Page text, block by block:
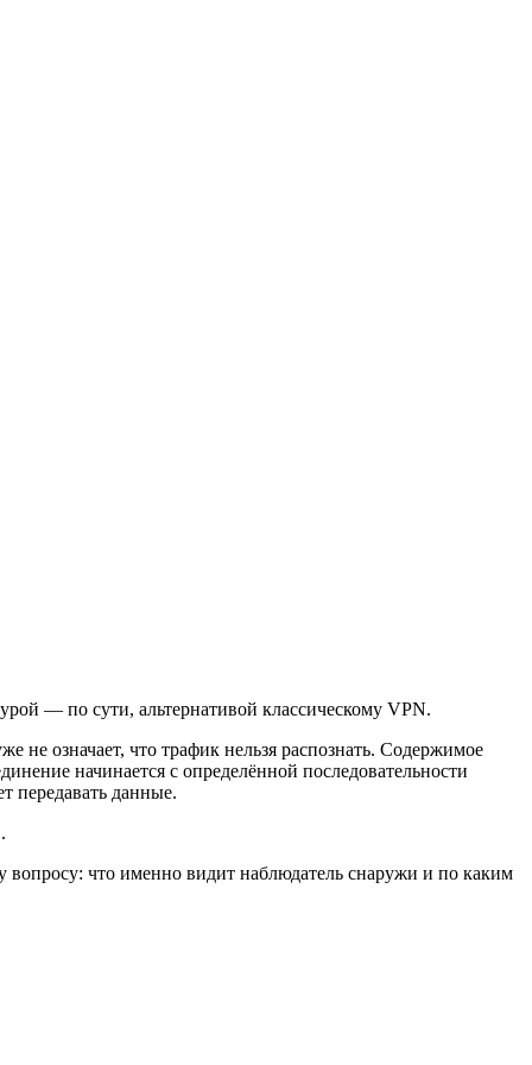
— по сути, альтернативой классическому VPN.
не означает, что трафик нельзя распознать. Содержимое
начинается с определённой последовательности
передавать данные.
вопросу: что именно видит наблюдатель снаружи и по каким